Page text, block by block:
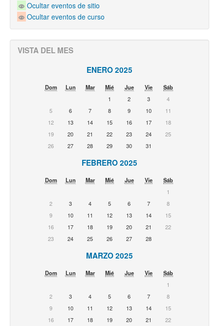
Ocultar eventos de sitio
Ocultar eventos de curso
VISTA DEL MES
ENERO 2025
Dom Lun Mar Mié Jue Vie
Sáb
1
2 3
4
5
6 7 8 9 10
11
12
13 14 15 16 17
18
19
20 21 22 23 24
25
26
27 28 29 30 31
FEBRERO 2025
Dom Lun Mar Mié Jue Vie
Sáb
1
2
3 4 5 6 7
8
9
10 11 12 13 14
15
16
17 18 19 20 21
22
23
24 25 26 27 28
MARZO 2025
Dom Lun Mar Mié Jue Vie
Sáb
1
2
3 4 5 6 7
8
9
10 11 12 13 14
15
16
17 18 19 20 21 22